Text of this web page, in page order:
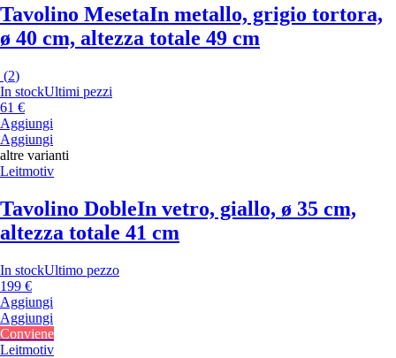
Tavolino MesetaIn metallo, grigio tortora,
ø 40 cm, altezza totale 49 cm
(2)
In stockUltimi pezzi
61 €
Aggiungi
Aggiungi
altre varianti
Leitmotiv
Tavolino DobleIn vetro, giallo, ø 35 cm,
altezza totale 41 cm
In stockUltimo pezzo
199 €
Aggiungi
Aggiungi
Conviene
Leitmotiv